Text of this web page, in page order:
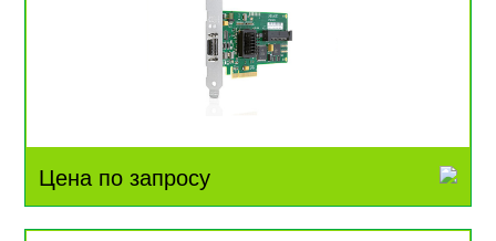
Цена по запросу